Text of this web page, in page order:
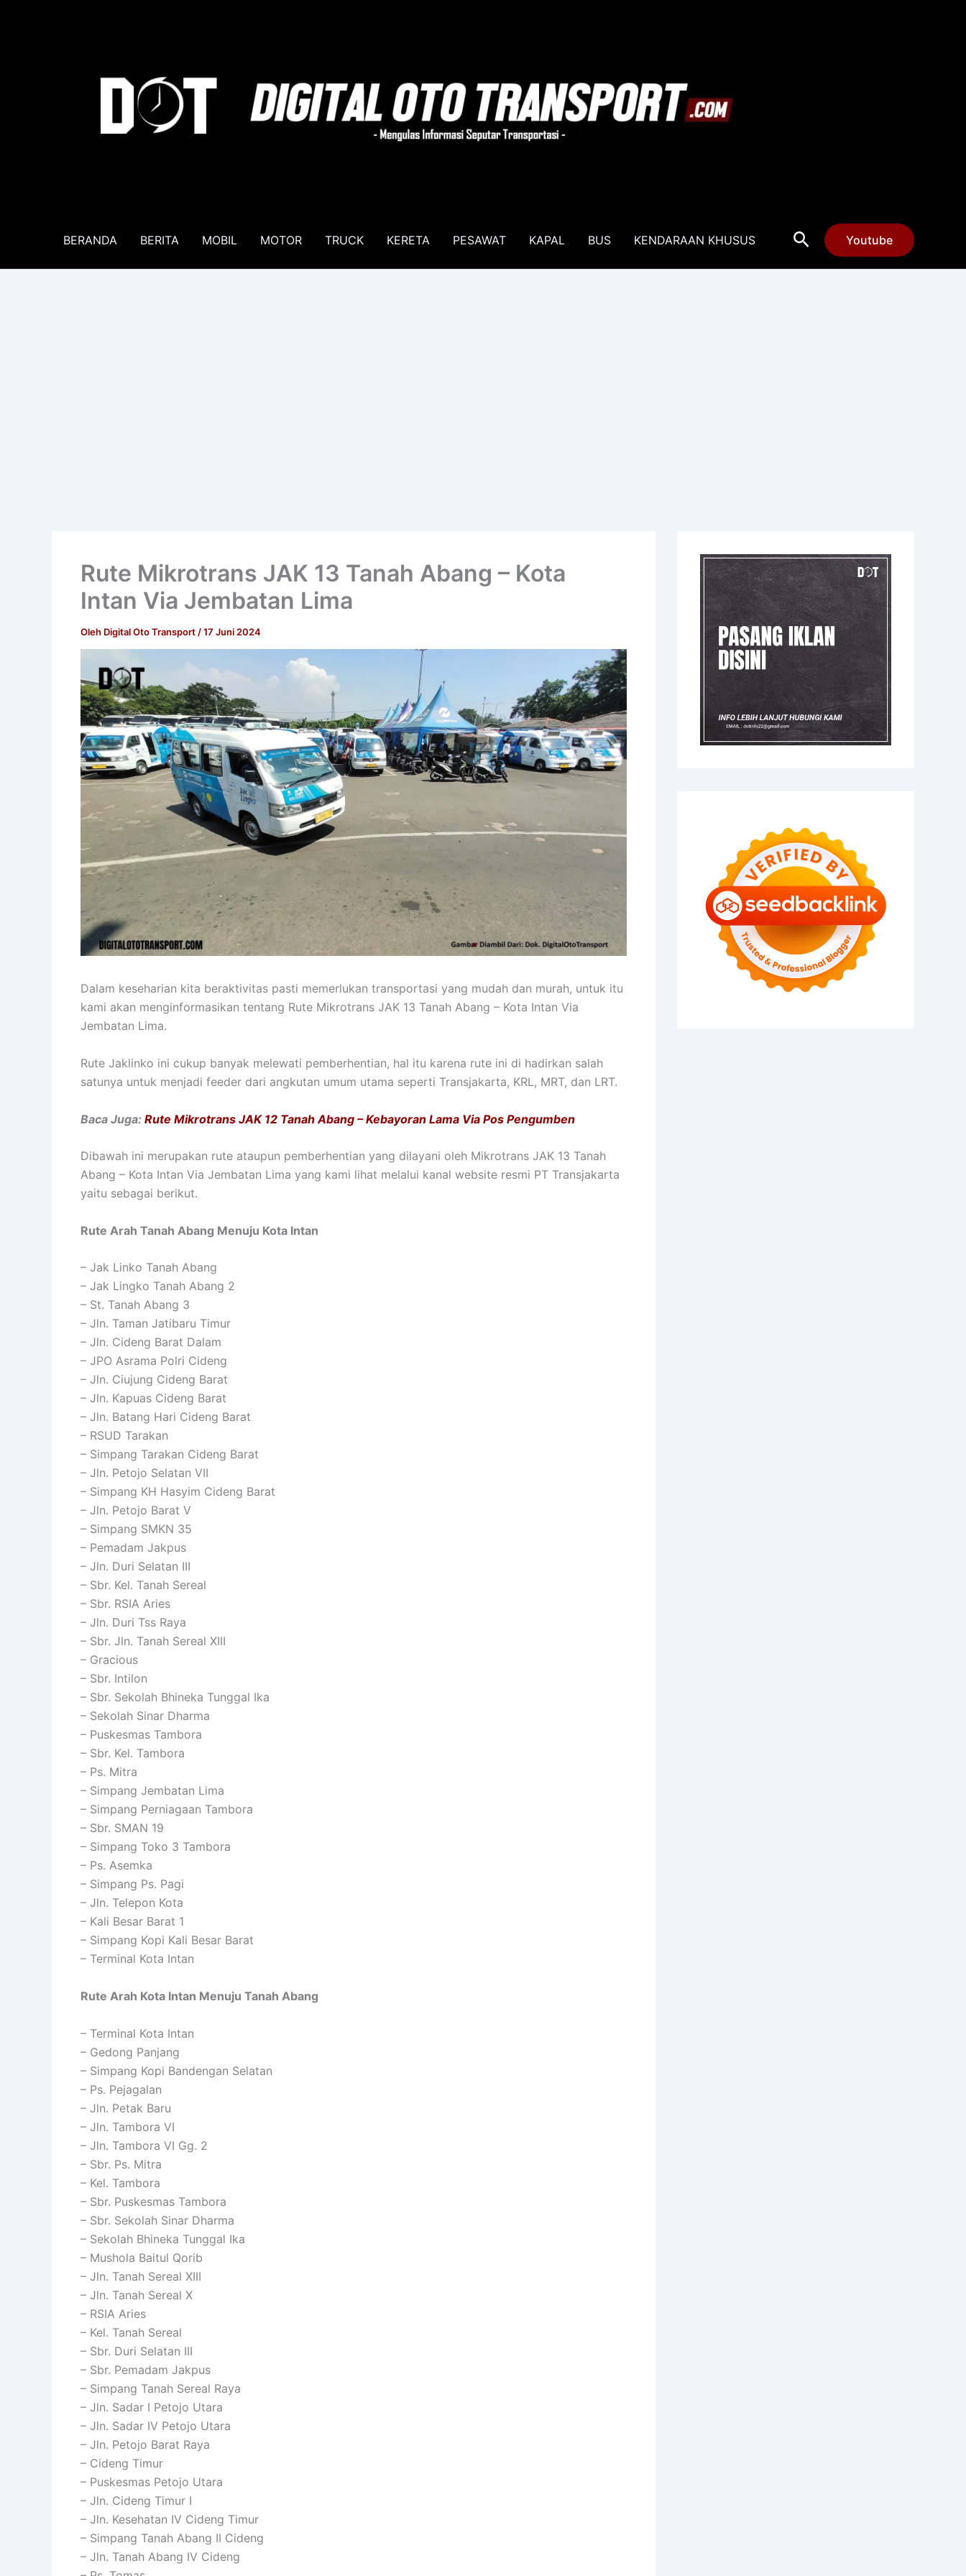
BERANDA BERITA MOBIL MOTOR TRUCK KERETA PESAWAT KAPAL BUS KENDARAAN KHUSUS Cari Youtube
Rute Mikrotrans JAK 13 Tanah Abang – Kota
Intan Via Jembatan Lima
Oleh Digital Oto Transport /17 Juni 2024
Dalam keseharian kita beraktivitas pasti memerlukan transportasi yang mudah dan murah, untuk itu
kami akan menginformasikan tentang Rute Mikrotrans JAK 13 Tanah Abang – Kota Intan Via
Jembatan Lima.
Rute Jaklinko ini cukup banyak melewati pemberhentian, hal itu karena rute ini di hadirkan salah
satunya untuk menjadi feeder dari angkutan umum utama seperti Transjakarta, KRL, MRT, dan LRT.
Baca Juga: Rute Mikrotrans JAK 12 Tanah Abang – Kebayoran Lama Via Pos Pengumben
Dibawah ini merupakan rute ataupun pemberhentian yang dilayani oleh Mikrotrans JAK 13 Tanah
Abang – Kota Intan Via Jembatan Lima yang kami lihat melalui kanal website resmi PT Transjakarta
yaitu sebagai berikut.
Rute Arah Tanah Abang Menuju Kota Intan
– Jak Linko Tanah Abang
– Jak Lingko Tanah Abang 2
– St. Tanah Abang 3
– Jln. Taman Jatibaru Timur
– Jln. Cideng Barat Dalam
– JPO Asrama Polri Cideng
– Jln. Ciujung Cideng Barat
– Jln. Kapuas Cideng Barat
– Jln. Batang Hari Cideng Barat
– RSUD Tarakan
– Simpang Tarakan Cideng Barat
– Jln. Petojo Selatan VII
– Simpang KH Hasyim Cideng Barat
– Jln. Petojo Barat V
– Simpang SMKN 35
– Pemadam Jakpus
– Jln. Duri Selatan III
– Sbr. Kel. Tanah Sereal
– Sbr. RSIA Aries
– Jln. Duri Tss Raya
– Sbr. Jln. Tanah Sereal XIII
– Gracious
– Sbr. Intilon
– Sbr. Sekolah Bhineka Tunggal Ika
– Sekolah Sinar Dharma
– Puskesmas Tambora
– Sbr. Kel. Tambora
– Ps. Mitra
– Simpang Jembatan Lima
– Simpang Perniagaan Tambora
– Sbr. SMAN 19
– Simpang Toko 3 Tambora
– Ps. Asemka
– Simpang Ps. Pagi
– Jln. Telepon Kota
– Kali Besar Barat 1
– Simpang Kopi Kali Besar Barat
– Terminal Kota Intan
Rute Arah Kota Intan Menuju Tanah Abang
– Terminal Kota Intan
– Gedong Panjang
– Simpang Kopi Bandengan Selatan
– Ps. Pejagalan
– Jln. Petak Baru
– Jln. Tambora VI
– Jln. Tambora VI Gg. 2
– Sbr. Ps. Mitra
– Kel. Tambora
– Sbr. Puskesmas Tambora
– Sbr. Sekolah Sinar Dharma
– Sekolah Bhineka Tunggal Ika
– Mushola Baitul Qorib
– Jln. Tanah Sereal XIII
– Jln. Tanah Sereal X
– RSIA Aries
– Kel. Tanah Sereal
– Sbr. Duri Selatan III
– Sbr. Pemadam Jakpus
– Simpang Tanah Sereal Raya
– Jln. Sadar I Petojo Utara
– Jln. Sadar IV Petojo Utara
– Jln. Petojo Barat Raya
– Cideng Timur
– Puskesmas Petojo Utara
– Jln. Cideng Timur I
– Jln. Kesehatan IV Cideng Timur
– Simpang Tanah Abang II Cideng
– Jln. Tanah Abang IV Cideng